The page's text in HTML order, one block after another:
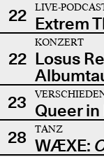
22
LIVE-
Extrem
22
KONZERT
Losus
23 Queer
28
TANZ
WÆXE: